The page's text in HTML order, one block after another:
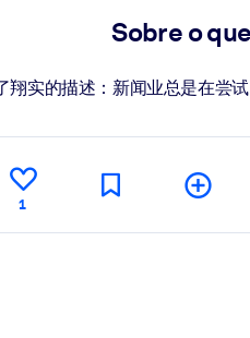
Sobre o
实的描述：新闻业总是在尝
1